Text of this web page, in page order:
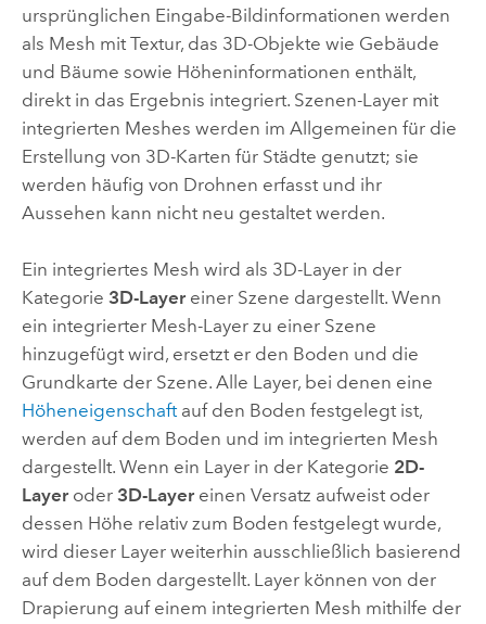
ursprünglichen Eingabe-Bildinformationen werden
als Mesh mit Textur, das 3D-Objekte wie Gebäude
und Bäume sowie Höheninformationen enthält,
direkt in das Ergebnis integriert. Szenen-Layer mit
integrierten Meshes werden im Allgemeinen für die
Erstellung von 3D-Karten für Städte genutzt; sie
werden häufig von Drohnen erfasst und ihr
Aussehen kann nicht neu gestaltet werden.
Ein integriertes Mesh wird als 3D-Layer in der
Kategorie 3D-Layereiner Szene dargestellt. Wenn
ein integrierter Mesh-Layer zu einer Szene
hinzugefügt wird, ersetzt er den Boden und die
Grundkarte der Szene. Alle Layer, bei denen eine
Höheneigenschaftauf den Boden festgelegt ist,
werden auf dem Boden und im integrierten Mesh
dargestellt. Wenn ein Layer in der Kategorie 2D-
Layeroder 3D-Layereinen Versatz aufweist oder
dessen Höhe relativ zum Boden festgelegt wurde,
wird dieser Layer weiterhin ausschließlich basierend
auf dem Boden dargestellt. Layer können von der
Drapierung auf einem integrierten Mesh mithilfe der